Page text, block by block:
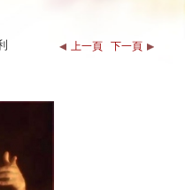
上一頁 下一頁